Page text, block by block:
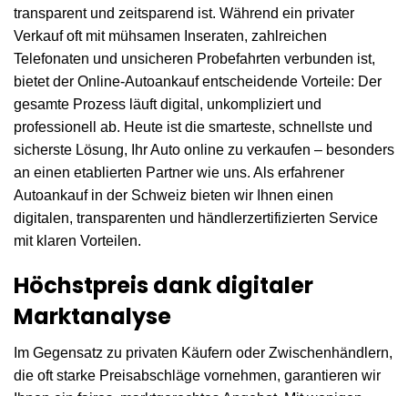
transparent und zeitsparend ist. Während ein privater
Verkauf oft mit mühsamen Inseraten, zahlreichen
Telefonaten und unsicheren Probefahrten verbunden ist,
bietet der Online-Autoankauf entscheidende Vorteile: Der
gesamte Prozess läuft digital, unkompliziert und
professionell ab. Heute ist die smarteste, schnellste und
sicherste Lösung, Ihr Auto online zu verkaufen – besonders
an einen etablierten Partner wie uns. Als erfahrener
Autoankauf in der Schweiz bieten wir Ihnen einen
digitalen, transparenten und händlerzertifizierten Service
mit klaren Vorteilen.
Höchstpreis dank digitaler
Marktanalyse
Im Gegensatz zu privaten Käufern oder Zwischenhändlern,
die oft starke Preisabschläge vornehmen, garantieren wir